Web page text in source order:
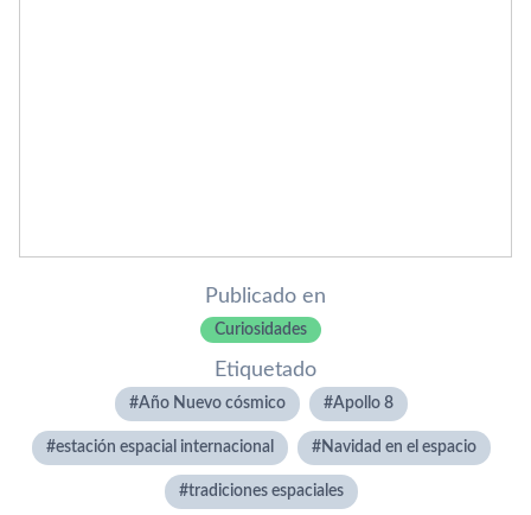
Publicado en
Curiosidades
Etiquetado
Año Nuevo cósmico Apollo 8
estación espacial internacional Navidad en el espacio
tradiciones espaciales